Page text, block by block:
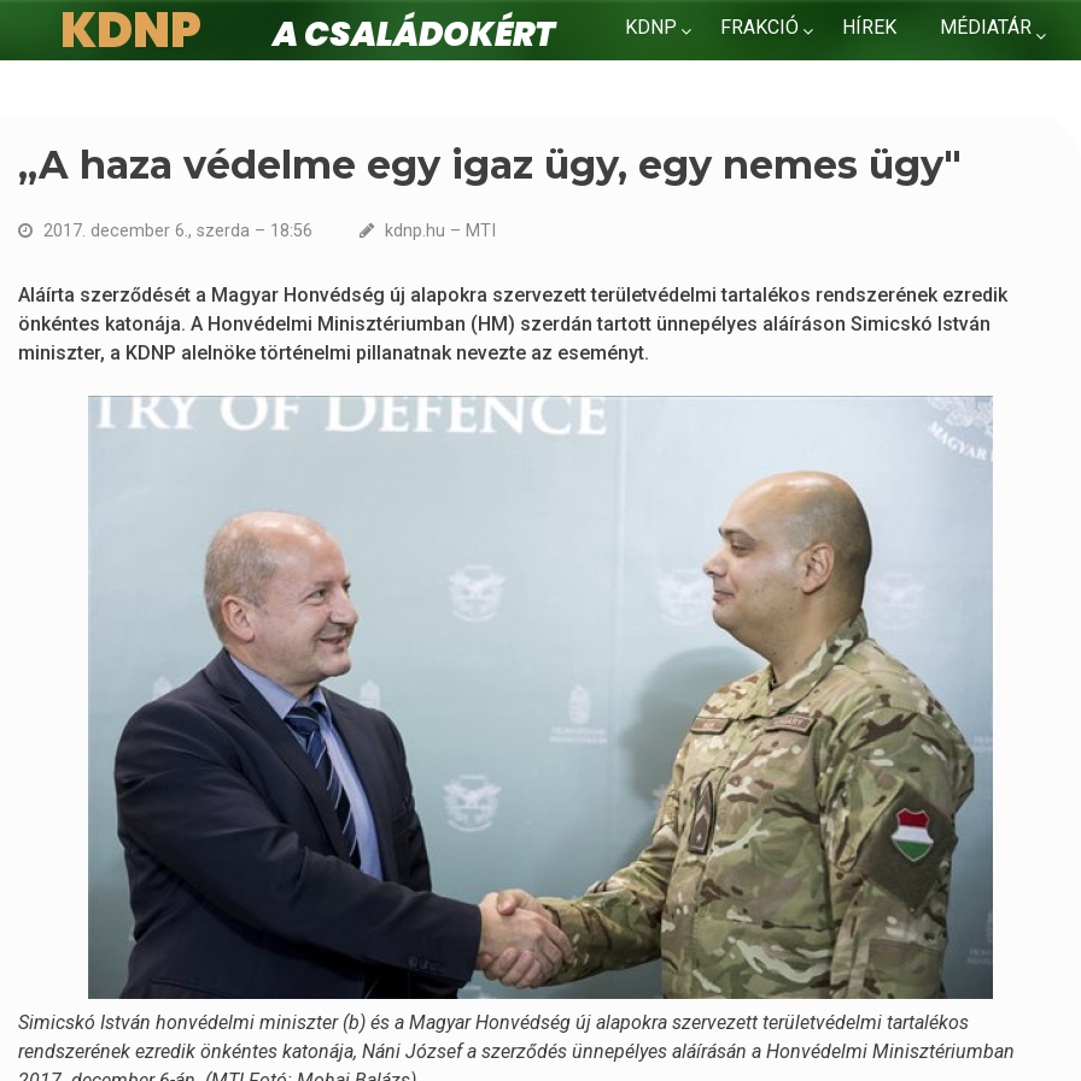
KDNP FRAKCIÓ HÍREK MÉDIATÁR
KDNP
A családokért.
„A haza védelme egy igaz ügy, egy nemes ügy"
2017. december 6., szerda – 18:56 kdnp.hu – MTI
Aláírta szerződését a Magyar Honvédség új alapokra szervezett területvédelmi tartalékos rendszerének ezredik
önkéntes katonája. A Honvédelmi Minisztériumban (HM) szerdán tartott ünnepélyes aláíráson Simicskó István
miniszter, a KDNP alelnöke történelmi pillanatnak nevezte az eseményt.
Simicskó István honvédelmi miniszter (b) és a Magyar Honvédség új alapokra szervezett területvédelmi tartalékos
rendszerének ezredik önkéntes katonája, Náni József a szerződés ünnepélyes aláírásán a Honvédelmi Minisztériumban